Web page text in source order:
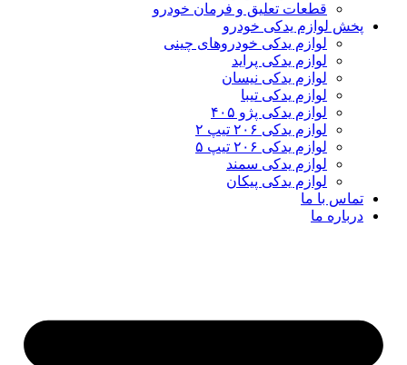
قطعات تعلیق و فرمان خودرو
لوازم یدکی خودرو
لوازم یدکی خودروهای چینی
لوازم یدکی پراید
لوازم یدکی نیسان
لوازم یدکی تیبا
لوازم یدکی پژو ۴۰۵
لوازم یدکی ۲۰۶ تیپ ۲
لوازم یدکی ۲۰۶ تیپ ۵
لوازم یدکی سمند
لوازم یدکی پیکان
با ما
ما